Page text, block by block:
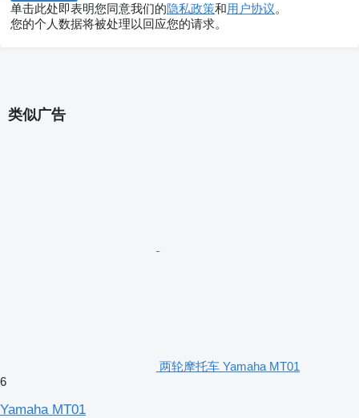
单击此处即表明您同意我们的隐私政策和用户协议。
您的个人数据将被处理以回应您的请求。
类似广告
两轮摩托车 Yamaha MT01
6
Yamaha MT01